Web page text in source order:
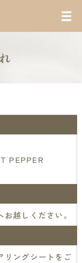
PEPPER
越しください。
リングシートをご